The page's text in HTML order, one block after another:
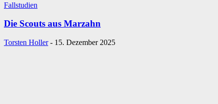
Fallstudien
Die Scouts aus Marzahn
Torsten Holler - 15. Dezember 2025